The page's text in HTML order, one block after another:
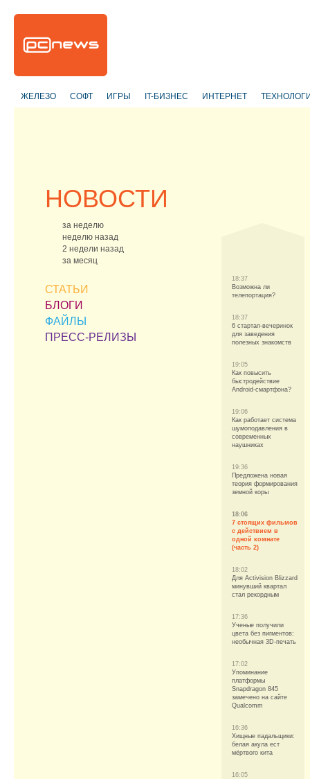
ЖЕЛЕЗО СОФТ ИГРЫ IT-БИЗНЕС ИНТЕРНЕТ
НОВОСТИ
за неделю
неделю назад
2 недели назад
за месяц
СТАТЬИ
БЛОГИ
ФАЙЛЫ
ПРЕСС-РЕЛИЗЫ
18:37
Возможна ли
телепортация?
18:37
6 стартап-вечеринок
для заведения
полезных знакомств
19:05
Как повысить
быстродействие
Android-смартфона?
19:06
Как работает система
шумоподавления в
современных
наушниках
19:36
Предложена новая
теория формирования
земной коры
18:06
7 стоящих фильмов
с действием в
одной комнате
(часть 2)
18:02
Для Activision Blizzard
минувший квартал
стал рекордным
17:36
Ученые получили
цвета без пигментов:
необычная 3D-печать
17:02
Упоминание
платформы
Snapdragon 845
замечено на сайте
Qualcomm
16:36
Хищные падальщики:
белая акула ест
мёртвого кита
16:05